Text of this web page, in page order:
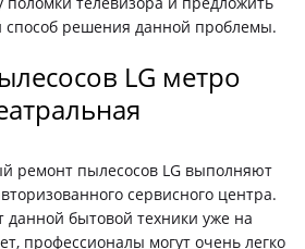
решения данной проблемы.
LG метро
ремонт пылесосов LG выполняют
сервисного центра.
бытовой техники уже на
профессионалы могут очень легко